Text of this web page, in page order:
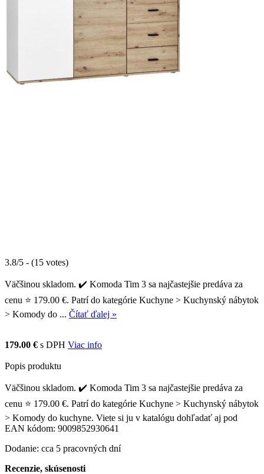
3.8/5 - (15 votes)
Väčšinou skladom. ✔️ Komoda Tim 3 sa najčastejšie predáva za
cenu ⭐ 179.00 €. Patrí do kategórie Kuchyne > Kuchynský nábytok
> Komody do ... Čítať ďalej »
179.00 € s DPH Viac info
Popis produktu
Väčšinou skladom. ✔️ Komoda Tim 3 sa najčastejšie predáva za
cenu ⭐ 179.00 €. Patrí do kategórie Kuchyne > Kuchynský nábytok
> Komody do kuchyne. Viete si ju v katalógu dohľadať aj pod
EAN kódom: 9009852930641
Dodanie: cca 5 pracovných dní
Recenzie, skúsenosti